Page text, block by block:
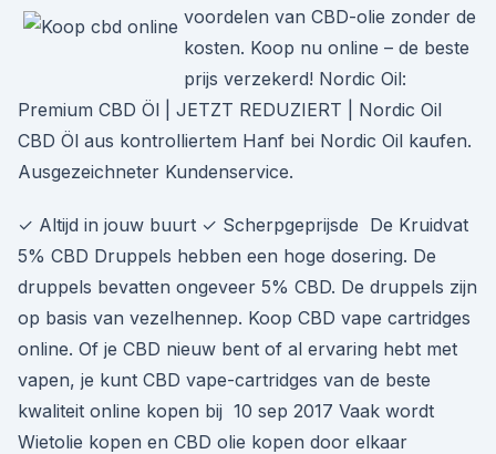
voordelen van CBD-olie zonder de
kosten. Koop nu online – de beste
prijs verzekerd! Nordic Oil:
Premium CBD Öl | JETZT REDUZIERT | Nordic Oil
CBD Öl aus kontrolliertem Hanf bei Nordic Oil kaufen.
Ausgezeichneter Kundenservice.
✓ Altijd in jouw buurt ✓ Scherpgeprijsde De Kruidvat
5% CBD Druppels hebben een hoge dosering. De
druppels bevatten ongeveer 5% CBD. De druppels zijn
op basis van vezelhennep. Koop CBD vape cartridges
online. Of je CBD nieuw bent of al ervaring hebt met
vapen, je kunt CBD vape-cartridges van de beste
kwaliteit online kopen bij 10 sep 2017 Vaak wordt
Wietolie kopen en CBD olie kopen door elkaar